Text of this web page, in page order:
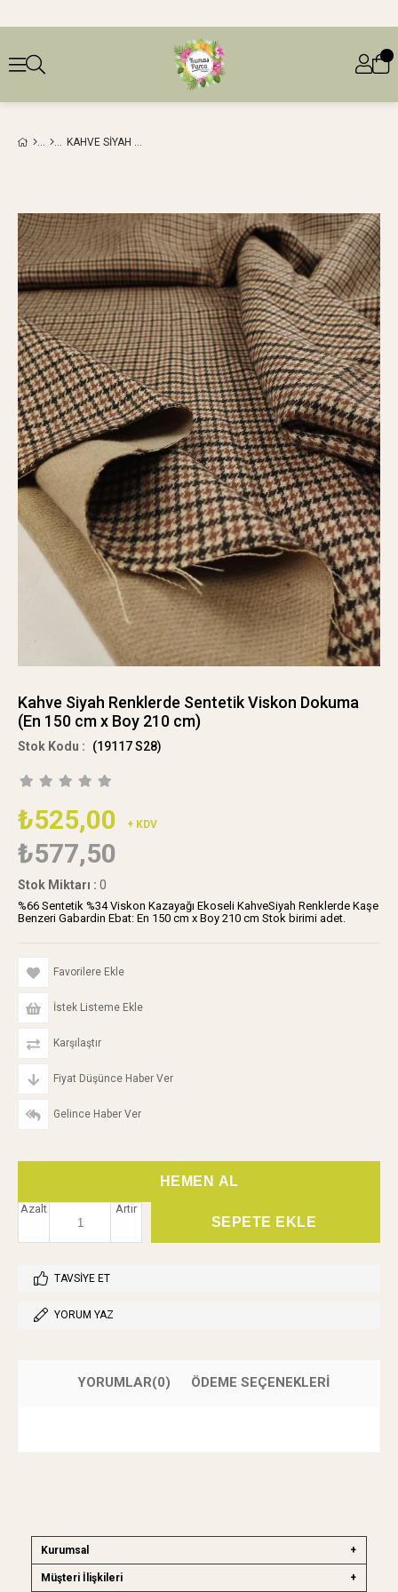
KAHVE SIYAH RENKLERDE SENTETIK VISKON DOKUMA (EN 150 CM X BOY 210 CM)
Kahve Siyah Renklerde Sentetik Viskon Dokuma
(En 150 cm x Boy 210 cm)
(19117 S28)
₺525,00 + KDV
₺577,50
Stok Miktarı : 0
%66 Sentetik %34 Viskon Kazayağı Ekoseli KahveSiyah Renklerde Kaşe
Benzeri Gabardin Ebat: En 150 cm x Boy 210 cm Stok birimi adet.
Favorilere Ekle
İstek Listeme Ekle
Karşılaştır
Fiyat Düşünce Haber Ver
Gelince Haber Ver
Artır
Azalt
TAVSIYE ET
YORUM YAZ
YORUMLAR(0) ÖDEME SEÇENEKLERI
Kurumsal
Müşteri İlişkileri